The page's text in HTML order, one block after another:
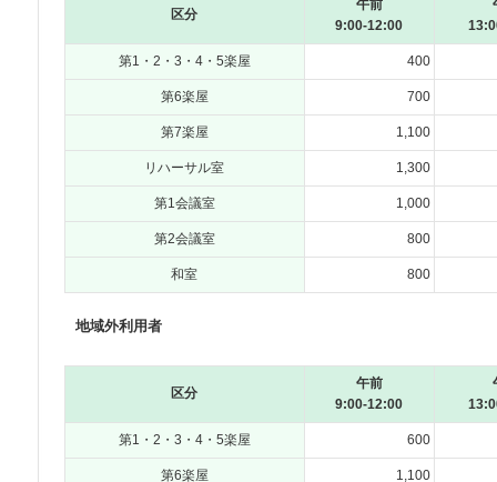
区分
午前
9:00-12:00
第1・2・3・4・5楽屋 400
第6楽屋 700
第7楽屋 1,100
リハーサル室 1,300
第1会議室 1,000
第2会議室 800
和室 800
地域外利用者
区分
午前
9:00-12:00
第1・2・3・4・5楽屋 600
第6楽屋 1,100